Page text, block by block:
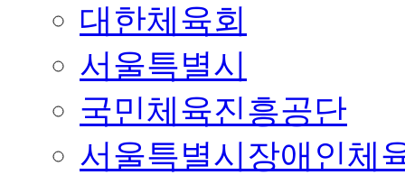
대한체육회
서울특별시
국민체육진흥공단
서울특별시장애인체